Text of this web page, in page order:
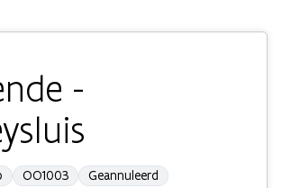
-
OO1003 Geannuleerd